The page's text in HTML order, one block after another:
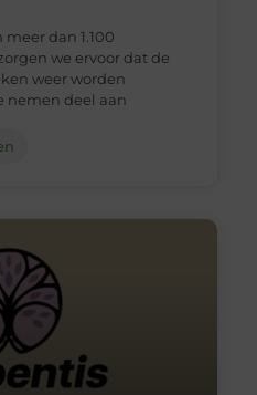
dan 1.100
we ervoor dat de
weer worden
nemen deel aan